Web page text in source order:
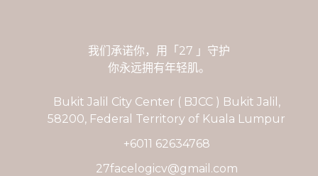
我们承诺你，用「27 」守护
你永远拥有年轻肌。
Bukit Jalil City Center ( BJCC ) Bukit Jalil,
58200, Federal Territory of Kuala Lumpur
+6011 62634768
27facelogicv@gmail.com